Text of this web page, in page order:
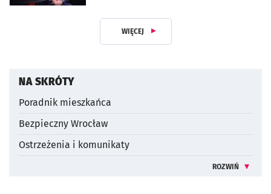
WIĘCEJ Z DZIAŁU DLA MIESZKAŃCA
NA SKRÓTY
Poradnik mieszkańca
Bezpieczny Wrocław
Ostrzeżenia i komunikaty
ROZWIŃ